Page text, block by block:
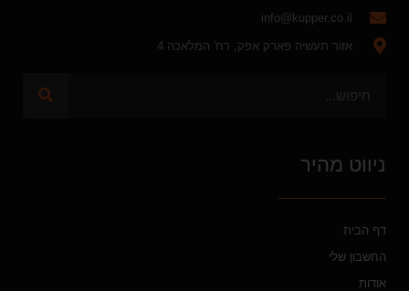
info@kupper.co.il
אזור תעשיה פארק אפק, רח' המלאכה 4
ניווט מהיר
דף הבית
החשבון שלי
אודות